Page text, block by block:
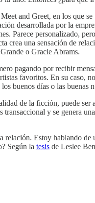
and Greet, en los que
desarrollada por la
Parece personalizado,
una sensación de
o Gracie Abrams.
pagando por recibir
favoritos. En su caso,
buenos días o las
de la ficción, puede
y se genera
relación. Estoy hablando de
Según la tesis de Leslee